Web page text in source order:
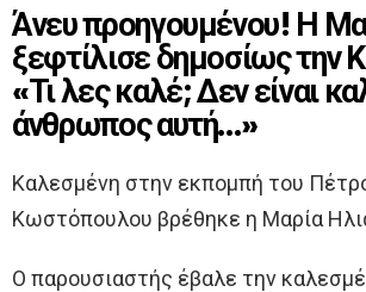
Άνευ προηγουμένου! Η
ξεφτίλισε δημοσίως την
«Τι λες καλέ; Δεν είναι
άνθρωπος αυτή…»
Καλεσμένη στην εκπομπή του
Κωστόπουλου βρέθηκε η Μαρία
Ο παρουσιαστής έβαλε την